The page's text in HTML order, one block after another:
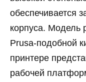
обеспечивается
корпуса. Модель
Prusa-подобной
принтере
рабочей